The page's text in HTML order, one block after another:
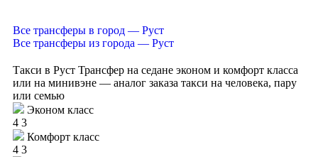
Все трансферы в город — Руст
Все трансферы из города — Руст
Такси в Руст Трансфер на седане эконом и комфорт класса
или на минивэне — аналог заказа такси на человека, пару
или семью
Эконом класс
4 3
Комфорт класс
4 3